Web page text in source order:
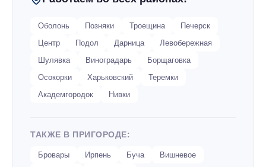
положительные эмоции (в чем уже убедилось тысячи
Киевлян).
ЧТО МОЖЕТ ПОТРЕБОВАТЬСЯ?
Диагностика аппаратной части
Оболонь Позняки Троещина
Печерск
Центр
Подол Дарница
Левобережная
Шулявка
Виноградарь
Борщаговка
Осокорки
Харьковский
Теремки
Академгородок
Нивки
ТАКЖЕ В ПРИГОРОДЕ:
Бровары Ирпень Буча
Вишневое